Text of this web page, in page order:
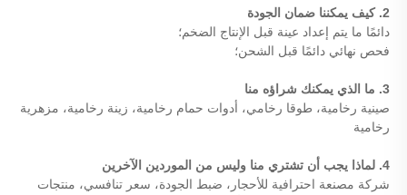
2. كيف يمكننا ضمان الجودة
دائمًا ما يتم إعداد عينة قبل الإنتاج الضخم؛
فحص نهائي دائمًا قبل الشحن؛
3. ما الذي يمكنك شراؤه منا
صينية رخامية، طوقا رخامي، أدوات حمام رخامية، زينة رخامية، مزهرية
رخامية
4. لماذا يجب أن تشتري منا وليس من الموردين الآخرين
شركة مصنعة احترافية للأحجار، ضبط الجودة، سعر تنافسي، منتجات